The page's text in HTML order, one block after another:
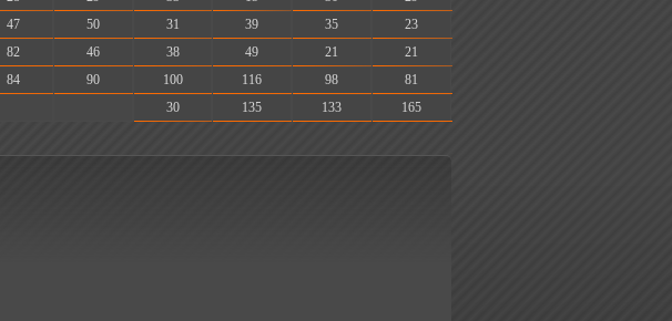
47 50 31 39 35
23
82 46 38 49 21
21
84 90 100 116 98
81
30 135 133 165